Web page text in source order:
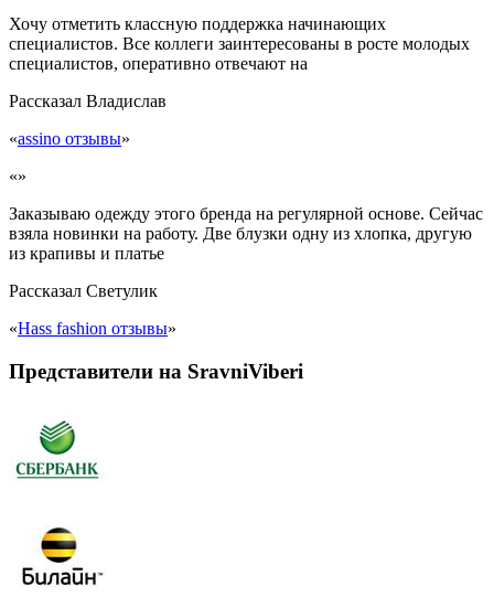
Хочу отметить классную поддержка начинающих
специалистов. Все коллеги заинтересованы в росте молодых
специалистов, оперативно отвечают на
Рассказал Владислав
«assino отзывы»
«»
Заказываю одежду этого бренда на регулярной основе. Сейчас
взяла новинки на работу. Две блузки одну из хлопка, другую
из крапивы и платье
Рассказал Светулик
«Hass fashion отзывы»
Представители на SravniViberi